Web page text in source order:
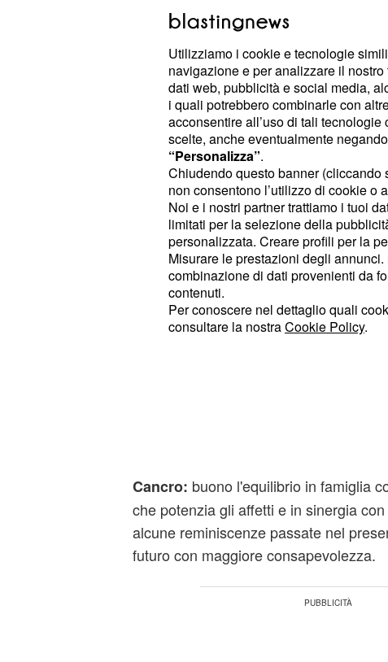
Venere e Giove dal Sagittario
facendovi ricercare le cose che fanno
possesso di una maggiore continuità
i transiti planetari esortano a
dalla vita e dall'amore. Seguendouna
incrocia le sue energie con Urano,gli
"acciuffare" al volo le opportunità che
imprevedibile.
inconsciamente vivrete le
farete ad alta voce. Venere e Giove
migliori, ma Marte dà la spinta giusta
Cancro: buono l'equilibrio in famiglia
che potenzia gli affetti e in sinergia
alcune reminiscenze passate nel
futuro con maggiore consapevolezza.
Utilizziamo i cookie e tecnologie
navigazione e per analizzare il
dati web, pubblicità e social media,
i quali potrebbero combinarle con
acconsentire all’uso di tali
scelte, anche eventualmente
“Personalizza”.
Chiudendo questo banner (cliccando
non consentono l’utilizzo di cookie o
Noi e i nostri partner trattiamo i tuoi
limitati per la selezione della
personalizzata. Creare profili per la
Misurare le prestazioni degli
combinazione di dati provenienti da
contenuti.
Per conoscere nel dettaglio quali
consultare la nostraCookie Policy.